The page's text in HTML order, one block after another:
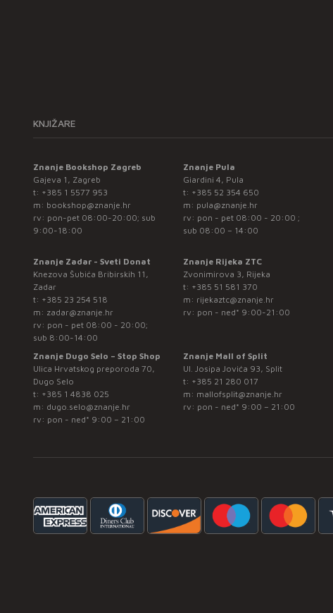
KNJIŽARE
Znanje Bookshop Zagreb
Gajeva 1, Zagreb
t: +385 1 5577 953
m: bookshop@znanje.hr
rv: pon-pet 08:00-20:00; sub
9:00-18:00
Znanje Pula
Giardini 4, Pula
t: +385 52 354 650
m: pula@znanje.hr
rv: pon - pet 08:00 - 20:00 ;
sub 08:00 – 14:00
Znanje Zadar - Sveti Donat
Knezova Šubića Bribirskih 11,
Zadar
t: +385 23 254 518
m: zadar@znanje.hr
rv: pon - pet 08:00 - 20:00;
sub 8:00-14:00
Znanje Rijeka ZTC
Zvonimirova 3, Rijeka
t: +385 51 581 370
m: rijekaztc@znanje.hr
rv: pon - ned* 9:00-21:00
Znanje Dugo Selo – Stop Shop
Ulica Hrvatskog preporoda 70,
Dugo Selo
t: +385 1 4838 025
m: dugo.selo@znanje.hr
rv: pon - ned* 9:00 – 21:00
Znanje Mall of Split
Ul. Josipa Jovića 93, Split
t: +385 21 280 017
m: mallofsplit@znanje.hr
rv: pon - ned* 9:00 – 21:00